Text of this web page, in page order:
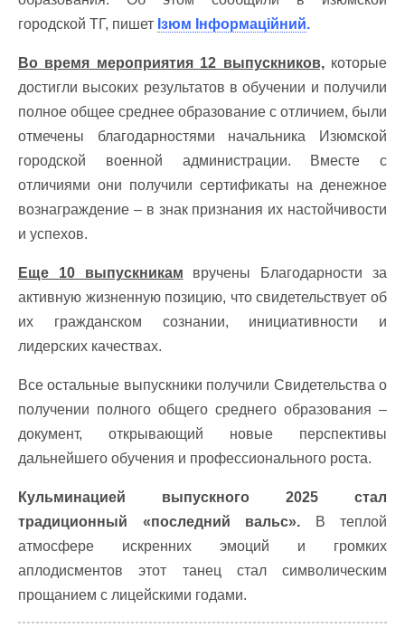
городской ТГ, пишет Ізюм Інформаційний.
Во время мероприятия 12 выпускников,которые
достигли высоких результатов в обучении и получили
полное общее среднее образование с отличием, были
отмечены благодарностями начальника Изюмской
городской военной администрации. Вместе с
отличиями они получили сертификаты на денежное
вознаграждение – в знак признания их настойчивости
и успехов.
Еще 10 выпускникам вручены Благодарности за
активную жизненную позицию, что свидетельствует об
их гражданском сознании, инициативности и
лидерских качествах.
Все остальные выпускники получили Свидетельства о
получении полного общего среднего образования –
документ, открывающий новые перспективы
дальнейшего обучения и профессионального роста.
Кульминацией выпускного 2025 стал
традиционный «последний вальс». В теплой
атмосфере искренних эмоций и громких
аплодисментов этот танец стал символическим
прощанием с лицейскими годами.